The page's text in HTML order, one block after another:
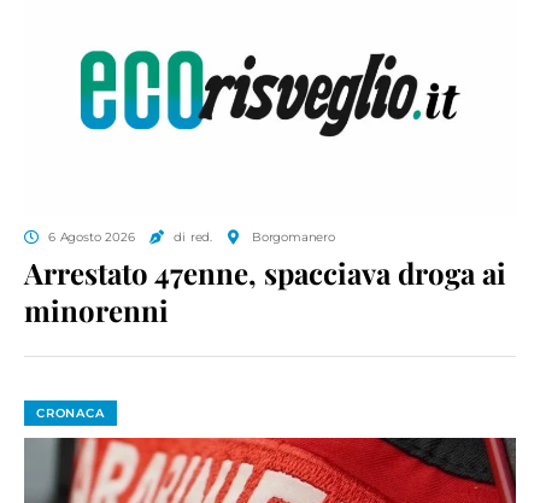
6 Agosto 2026 di red. Borgomanero
Arrestato 47enne, spacciava droga ai
minorenni
CRONACA